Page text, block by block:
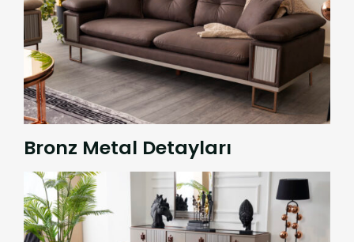
Bronz Metal Detayları